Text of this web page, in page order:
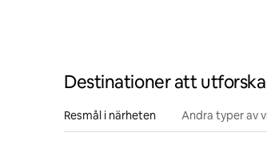
Destinationer att utforska
Resmål i närheten Andra typer av